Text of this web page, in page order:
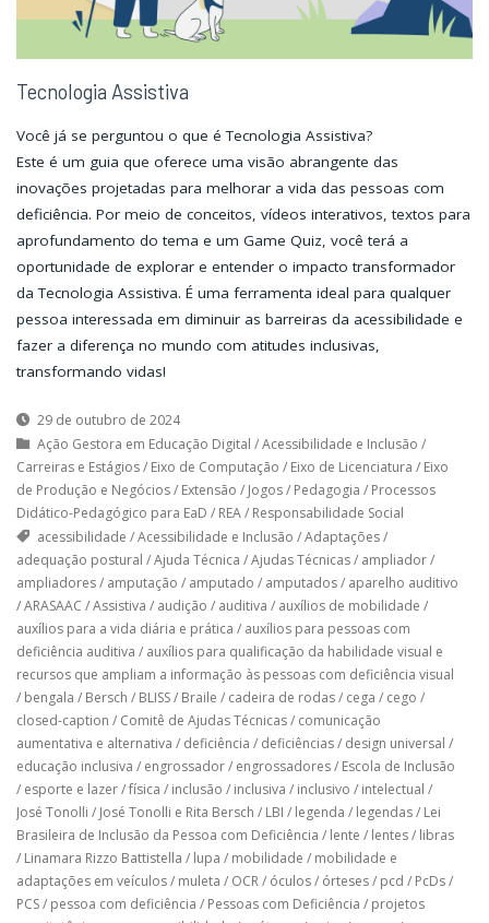
Tecnologia Assistiva
Você já se perguntou o que é Tecnologia Assistiva?
Este é um guia que oferece uma visão abrangente das
inovações projetadas para melhorar a vida das pessoas com
deficiência. Por meio de conceitos, vídeos interativos, textos para
aprofundamento do tema e um Game Quiz, você terá a
oportunidade de explorar e entender o impacto transformador
da Tecnologia Assistiva. É uma ferramenta ideal para qualquer
pessoa interessada em diminuir as barreiras da acessibilidade e
fazer a diferença no mundo com atitudes inclusivas,
transformando vidas!
29 de outubro de 2024
Ação Gestora em Educação Digital /Acessibilidade e Inclusão /
Carreiras e Estágios/ Eixo de Computação / Eixo de Licenciatura / Eixo
de Produção e Negócios/ Extensão / Jogos/ Pedagogia / Processos
Didático-Pedagógico para EaD / REA/ Responsabilidade Social
acessibilidade /Acessibilidade e Inclusão /Adaptações/
adequação postural /Ajuda Técnica /Ajudas Técnicas/ ampliador/
ampliadores/ amputação / amputado / amputados/ aparelho auditivo
/ARASAAC /Assistiva / audição / auditiva / auxílios de mobilidade /
auxílios para a vida diária e prática / auxílios para pessoas com
deficiência auditiva / auxílios para qualificação da habilidade visual e
recursos que ampliam a informação às pessoas com deficiência visual
/ bengala / Bersch / BLISS/ Braile / cadeira de rodas/ cega / cego /
closed-caption / Comitê de Ajudas Técnicas/ comunicação
aumentativa e alternativa / deficiência / deficiências/ design universal /
educação inclusiva / engrossador/ engrossadores/ Escola de Inclusão
/ esporte e lazer/física / inclusão / inclusiva / inclusivo / intelectual /
José Tonolli / José Tonolli e Rita Bersch / LBI / legenda / legendas/ Lei
Brasileira de Inclusão da Pessoa com Deficiência / lente / lentes/ libras
/ Linamara Rizzo Battistella / lupa / mobilidade / mobilidade e
adaptações em veículos/ muleta / OCR/ óculos/ órteses/ pcd / PcDs/
PCS/ pessoa com deficiência / Pessoas com Deficiência / projetos